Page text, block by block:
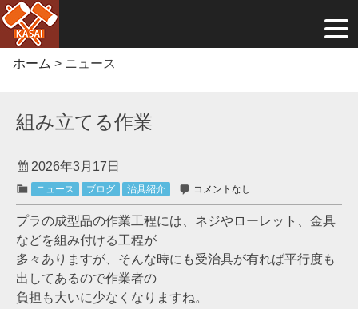
Skip
ホーム > ニュース
組み立てる作業
2026年3月17日
ニュース ブログ 治具紹介 コメントなし
プラの成型品の作業工程には、ネジやローレット、金具
などを組み付ける工程が
多々ありますが、そんな時にも受治具が有れば平行度も
出してあるので作業者の
負担も大いに少なくなりますね。